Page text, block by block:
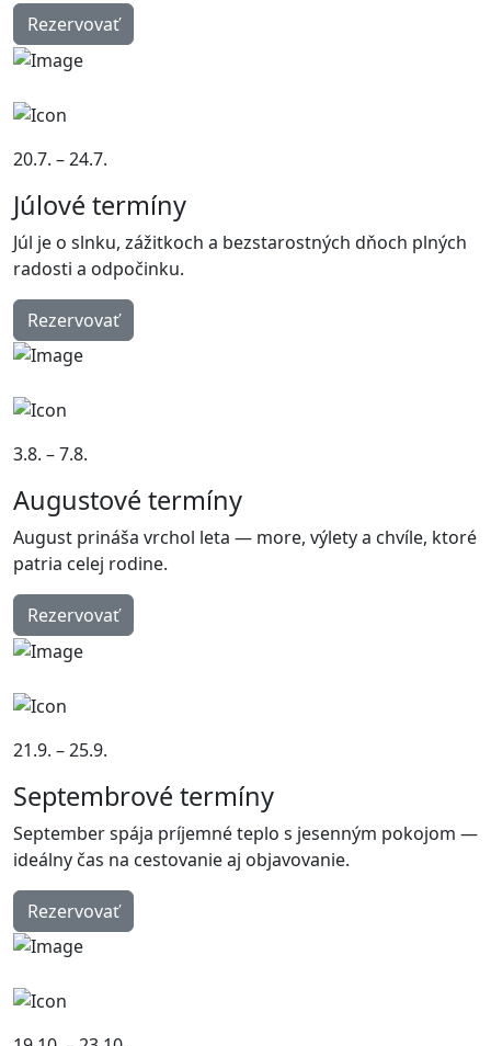
Rezervovať
20.7. – 24.7.
Júlové termíny
Júl je o slnku, zážitkoch a bezstarostných dňoch plných
radosti a odpočinku.
Rezervovať
3.8. – 7.8.
Augustové termíny
August prináša vrchol leta — more, výlety a chvíle, ktoré
patria celej rodine.
Rezervovať
21.9. – 25.9.
Septembrové termíny
September spája príjemné teplo s jesenným pokojom —
ideálny čas na cestovanie aj objavovanie.
Rezervovať